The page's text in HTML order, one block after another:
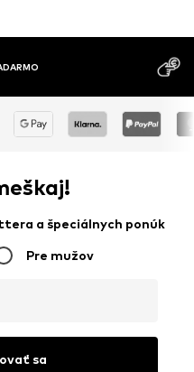
a špeciálnych ponúk
Pre mužov
sa